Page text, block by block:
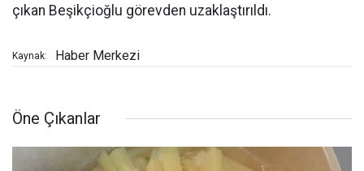
çıkan Beşikçioğlu görevden uzaklaştırıldı.
Kaynak: Haber Merkezi
Öne Çıkanlar